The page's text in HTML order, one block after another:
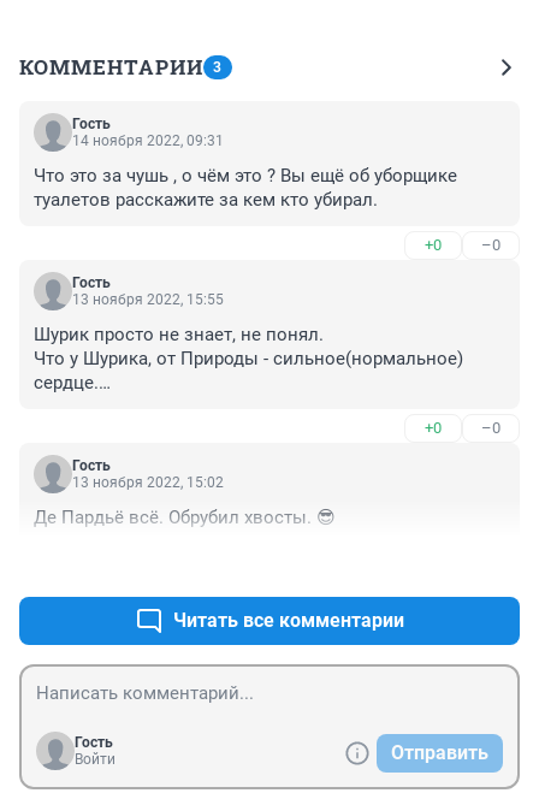
КОММЕНТАРИИ 3
Гость
14 ноября 2022, 09:31
Что это за чушь , о чём это ? Вы ещё об уборщике
туалетов расскажите за кем кто убирал.
+0 –0
Гость
13 ноября 2022, 15:55
Шурик просто не знает, не понял.
Что у Шурика, от Природы - сильное(нормальное)
сердце.
Обязательно пропарил бы, более 3000 женщин.
(как это сделал, Хулио Иглесиас(старший).
Эх, Шурик!...😁
+0 –0
Гость
13 ноября 2022, 15:02
Де Пардьё всё. Обрубил хвосты. 😎
Читать все комментарии
Гость
Войти
Отправить